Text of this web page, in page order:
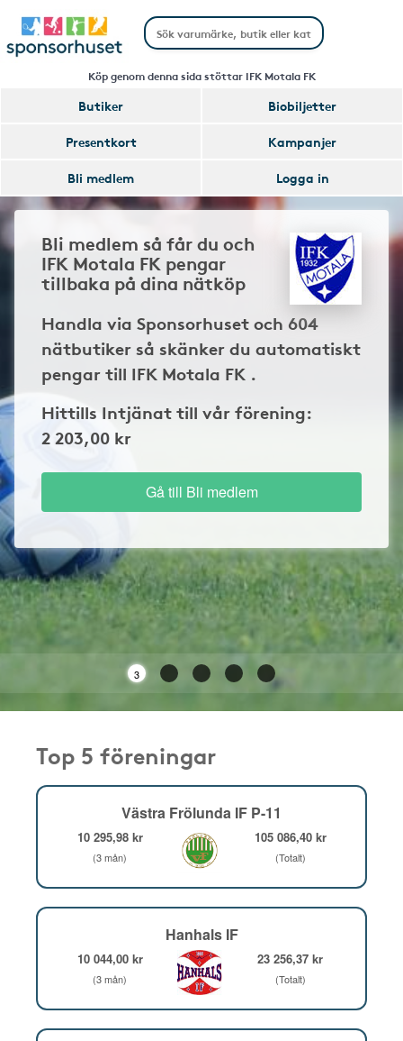
Köp genom denna sida stöttar IFK Motala FK
Butiker
Biobiljetter
Presentkort
Kampanjer
Bli medlem
Logga in
Bli medlem så får du och
IFK Motala FK pengar
tillbaka på dina nätköp
Handla via Sponsorhuset och 604
nätbutiker så skänker du automatiskt
pengar till IFK Motala FK .
Hittills Intjänat till vår förening:
2 203,00 kr
Gå till Bli medlem
3
Top 5 föreningar
Västra Frölunda IF P-11
10 295,98 kr
(3 mån)
105 086,40 kr
(Totalt)
Hanhals IF
10 044,00 kr
(3 mån)
23 256,37 kr
(Totalt)